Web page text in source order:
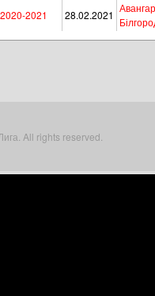
2021
28.02.2021
All rights reserved.